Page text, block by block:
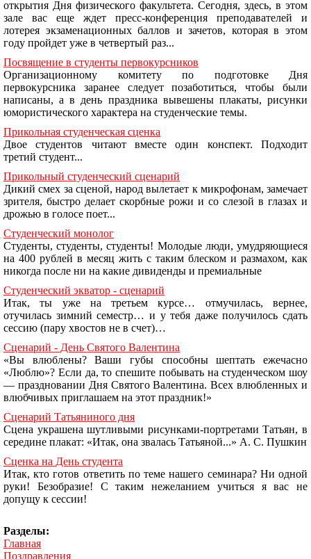
открытия Дня физического факультета. Сегодня, здесь, в этом
зале вас еще ждет пресс-конференция преподавателей и
лотерея экзаменационных баллов и зачетов, которая в этом
году пройдет уже в четвертый раз...
Посвящение в студенты первокурсников
Организационному комитету по подготовке Дня
первокурсника заранее следует позаботиться, чтобы были
написаны, а в день праздника вывешены плакаты, рисунки
юмористического характера на студенческие темы.
Прикольная студенческая сценка
Двое студентов читают вместе один конспект. Подходит
третий студент...
Прикольный студенческий сценарий
Дикий смех за сценой, народ вылетает к микрофонам, замечает
зрителя, быстро делает скорбные рожи и со слезой в глазах и
дрожью в голосе поет...
Студенческий монолог
Студенты, студенты, студенты! Молодые люди, умудряющиеся
на 400 рублей в месяц жить с таким блеском и размахом, как
никогда после ни на какие дивиденды и премиальные
Студенческий экватор - сценарий
Итак, ты уже на третьем курсе… отмучилась, вернее,
отучилась зимний семестр… и у тебя даже получилось сдать
сессию (пару хвостов не в счет)…
Сценарий - День Святого Валентина
«Вы влюблены? Ваши губы способны шептать ежечасно
«Люблю»? Если да, то спешите побывать на студенческом шоу
— праздновании Дня Святого Валентина. Всех влюбленных и
влюбчивых приглашаем на этот праздник!»
Сценарий Татьяниного дня
Сцена украшена шутливыми рисунками-портретами Татьян, в
середине плакат: «Итак, она звалась Татьяной...» А. С. Пушкин
Сценка на День студента
Итак, кто готов ответить по теме нашего семинара? Ни одной
руки! Безобразие! С таким нежеланием учиться я вас не
допущу к сессии!
Разделы:
Главная
Поздравления